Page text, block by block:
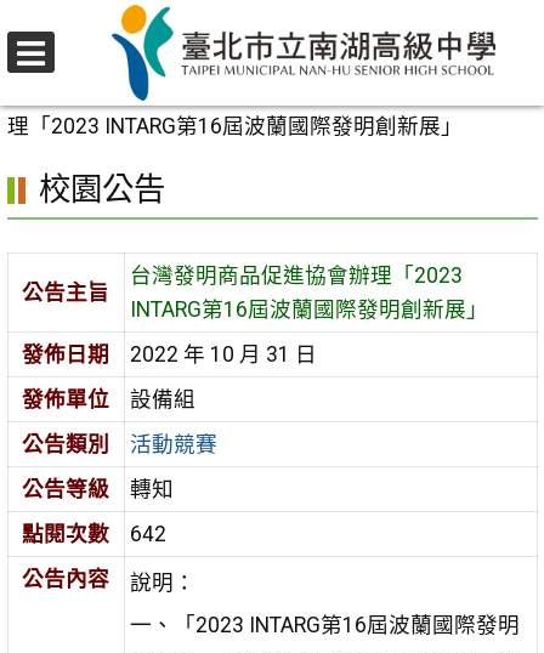
至
要
區
校園公告
理「2023 INTARG第16屆波蘭國際發明創新展」
校園公告
公告主旨
台灣發明商品促進協會辦理「2023
INTARG第16屆波蘭國際發明創新展」
發佈日期
2022 年 10 月 31 日
發佈單位
設備組
公告類別
活動競賽
公告等級
轉知
點閱次數
642
公告內容
說明：
一、「2023 INTARG第16屆波蘭國際發明
選
單